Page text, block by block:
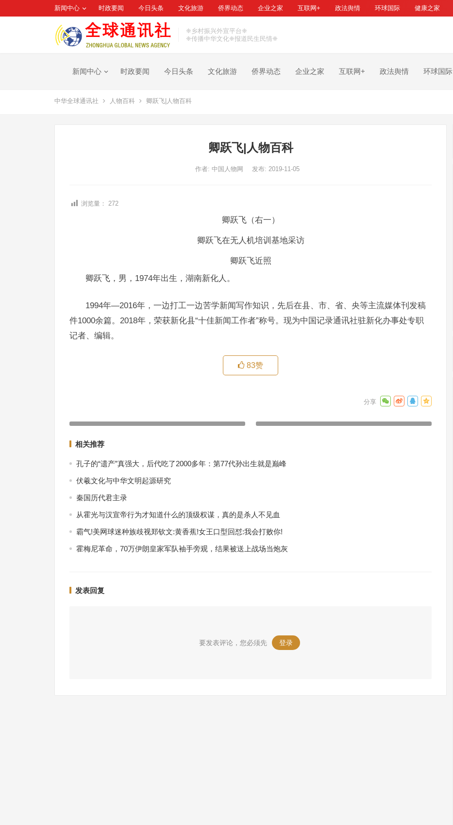
新闻中心 时政要闻 今日头条 文化旅游 侨界动态 企业之家 互联网+ 政法舆情 环球国际 健康之家
❈乡村振兴外宣平台❈
❈传播中华文化❈报道民生民情❈
新闻中心 时政要闻 今日头条 文化旅游 侨界动态 企业之家 互联网+ 政法舆情 环球国际
中华全球通讯社 人物百科 卿跃飞|人物百科
卿跃飞|人物百科
作者: 中国人物网 发布: 2019-11-05
浏览量： 272
卿跃飞（右一）
卿跃飞在无人机培训基地采访
卿跃飞近照
卿跃飞，男，1974年出生，湖南新化人。
1994年—2016年，一边打工一边苦学新闻写作知识，先后在县、市、省、央等主流媒体刊发稿
件1000余篇。2018年，荣获新化县“十佳新闻工作者”称号。现为中国记录通讯社驻新化办事处专职
记者、编辑。
83赞
相关推荐
孔子的“遗产”真强大，后代吃了2000多年：第77代孙出生就是巅峰
伏羲文化与中华文明起源研究
秦国历代君主录
从霍光与汉宣帝行为才知道什么的顶级权谋，真的是杀人不见血
霸气!美网球迷种族歧视郑钦文:黄香蕉!女王口型回怼:我会打败你!
霍梅尼革命，70万伊朗皇家军队袖手旁观，结果被送上战场当炮灰
发表回复
要发表评论，您必须先 登录 。